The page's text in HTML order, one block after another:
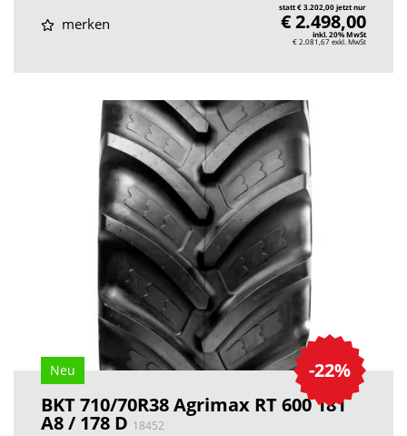
merken
statt € 3.202,00 jetzt nur
€ 2.498,00
inkl. 20% MwSt
€ 2.081,67exkl. MwSt
-22%
Neu
BKT 710/70R38 Agrimax RT 600 181
A8 / 178 D 18452